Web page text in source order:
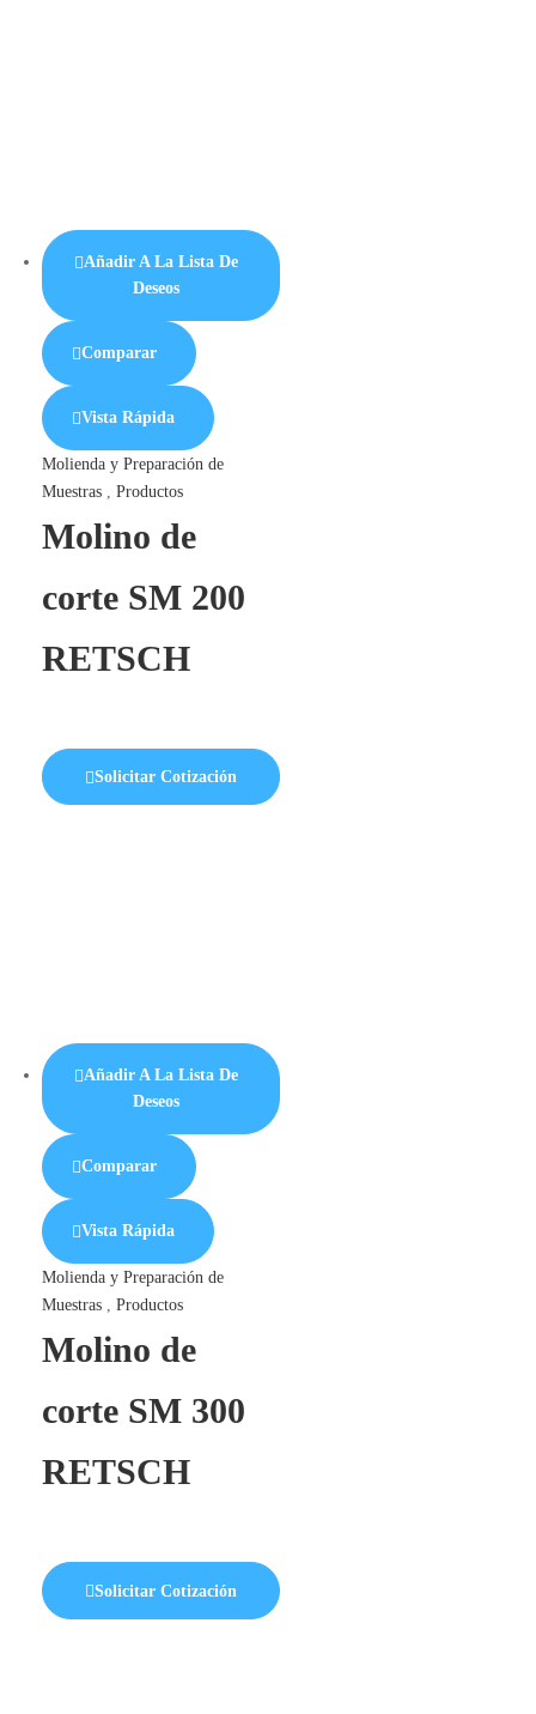
Añadir A La Lista De
Deseos
Comparar
Vista Rápida
Molienda y Preparación de
Muestras, Productos
Molino de
corte SM 200
RETSCH
Solicitar Cotización
Añadir A La Lista De
Deseos
Comparar
Vista Rápida
Molienda y Preparación de
Muestras, Productos
Molino de
corte SM 300
RETSCH
Solicitar Cotización